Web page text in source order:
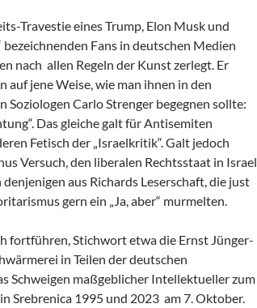
Travestie eines Trump, Elon Musk und
bezeichnenden Fans in deutschen Medien
nach allen Regeln der Kunst zerlegt. Er
auf jene Weise, wie man ihnen in den
Soziologen Carlo Strenger begegnen sollte:
Das gleiche galt für Antisemiten
Fetisch der „Israelkritik“. Galt jedoch
Versuch, den liberalen Rechtsstaat in Israel
aus Richards Leserschaft, die just
gern ein „Ja, aber“ murmelten.
fortführen, Stichwort etwa die Ernst Jünger-
in Teilen der deutschen
Schweigen maßgeblicher Intellektueller zum
Srebrenica 1995 und 2023 am 7. Oktober.